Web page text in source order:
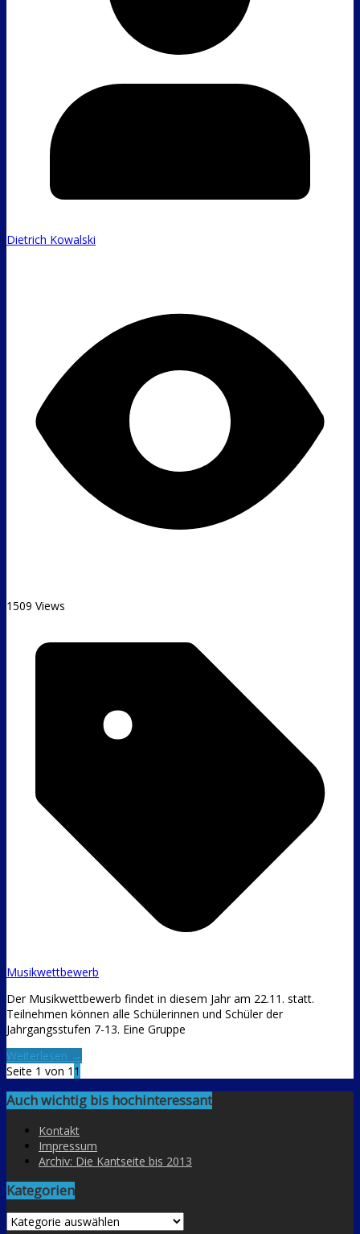
Dietrich Kowalski
1509 Views
Musikwettbewerb
Der Musikwettbewerb findet in diesem Jahr am 22.11. statt.
Teilnehmen können alle Schülerinnen und Schüler der
Jahrgangsstufen 7-13. Eine Gruppe
Weiterlesen →
Seite 1 von 1 1
Auch wichtig bis hochinteressant
Kontakt
Impressum
Archiv: Die Kantseite bis 2013
Kategorien
Kategorien